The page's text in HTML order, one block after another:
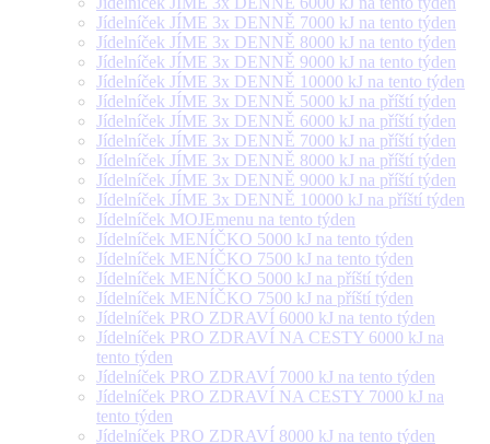
Jídelníček JÍME 3x DENNĚ 7000 kJ na tento týden
Jídelníček JÍME 3x DENNĚ 8000 kJ na tento týden
Jídelníček JÍME 3x DENNĚ 9000 kJ na tento týden
Jídelníček JÍME 3x DENNĚ 10000 kJ na tento týden
Jídelníček JÍME 3x DENNĚ 5000 kJ na příští týden
Jídelníček JÍME 3x DENNĚ 6000 kJ na příští týden
Jídelníček JÍME 3x DENNĚ 7000 kJ na příští týden
Jídelníček JÍME 3x DENNĚ 8000 kJ na příští týden
Jídelníček JÍME 3x DENNĚ 9000 kJ na příští týden
Jídelníček JÍME 3x DENNĚ 10000 kJ na příští týden
Jídelníček MOJEmenu na tento týden
Jídelníček MENÍČKO 5000 kJ na tento týden
Jídelníček MENÍČKO 7500 kJ na tento týden
Jídelníček MENÍČKO 5000 kJ na příští týden
Jídelníček MENÍČKO 7500 kJ na příští týden
Jídelníček PRO ZDRAVÍ 6000 kJ na tento týden
Jídelníček PRO ZDRAVÍ NA CESTY 6000 kJ na
tento týden
Jídelníček PRO ZDRAVÍ 7000 kJ na tento týden
Jídelníček PRO ZDRAVÍ NA CESTY 7000 kJ na
tento týden
Jídelníček PRO ZDRAVÍ 8000 kJ na tento týden